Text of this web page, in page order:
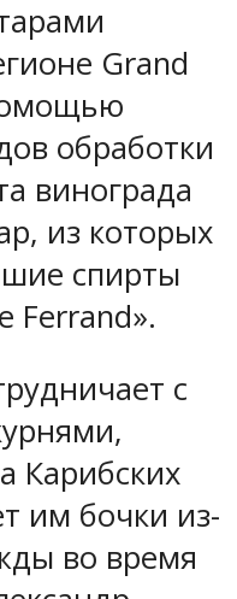
Grand
обработки
винограда
из которых
спирты
Ferrand».
с
Карибских
им бочки из-
во время